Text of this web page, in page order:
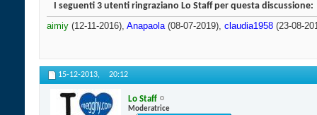
I seguenti 3 utenti ringraziano Lo Staff per questa discussione:
aimiy (12-11-2016), Anapaola(08-07-2019), claudia1958 (23-08-
15-12-2013, 20:12
Lo Staff
Moderatrice